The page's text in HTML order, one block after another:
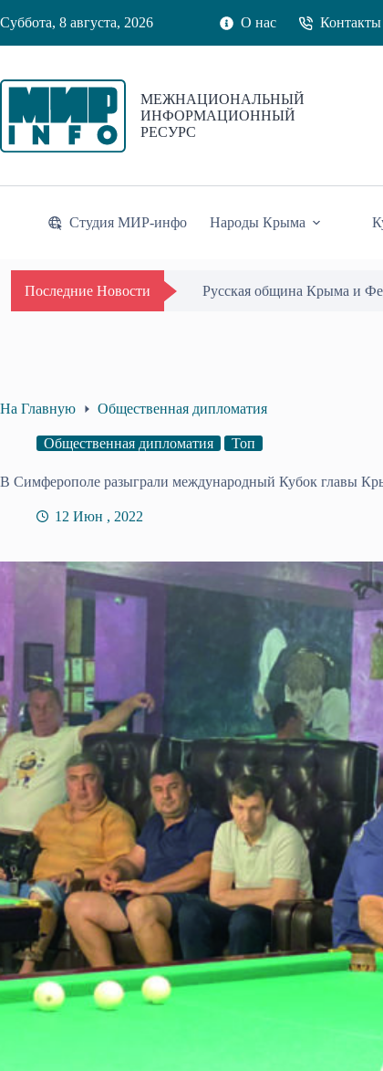
к
Суббота, 8 августа, 2026 О нас Контакты
МЕЖНАЦИОНАЛЬНЫЙ
ИНФОРМАЦИОННЫЙ
РЕСУРС
Студия МИР-инфо Народы Крыма
Последние Новости Русская община Крыма и
На Главную Общественная дипломатия
Общественная дипломатия Топ
В Симферополе разыграли международный Кубок главы
12 Июн , 2022